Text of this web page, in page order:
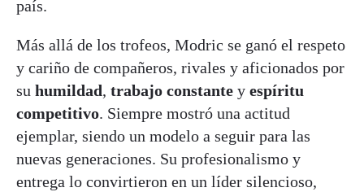
país.
Más allá de los trofeos, Modric se ganó el respeto
y cariño de compañeros, rivales y aficionados por
su humildad, trabajo constante y espíritu
competitivo. Siempre mostró una actitud
ejemplar, siendo un modelo a seguir para las
nuevas generaciones. Su profesionalismo y
entrega lo convirtieron en un líder silencioso,